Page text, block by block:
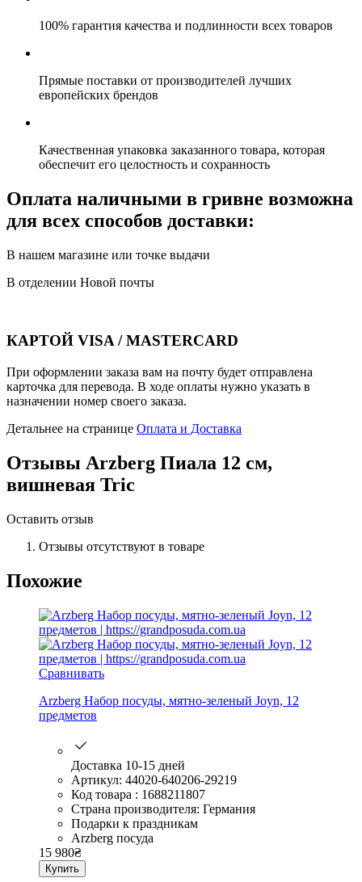
100% гарантия качества и подлинности всех товаров
Прямые поставки от производителей лучших
европейских брендов
Качественная упаковка заказанного товара, которая
обеспечит его целостность и сохранность
Оплата наличными в гривне возможна
для всех способов доставки:
В нашем магазине или точке выдачи
В отделении Новой почты
КАРТОЙ VISA / MASTERCARD
При оформлении заказа вам на почту будет отправлена
карточка для перевода. В ходе оплаты нужно указать в
назначении номер своего заказа.
Детальнее на странице Оплата и Доставка
Отзывы Arzberg Пиала 12 см,
вишневая Tric
Оставить отзыв
Отзывы отсутствуют в товаре
Похожие
Сравнивать
Arzberg Набор посуды, мятно-зеленый Joyn, 12
предметов
Доставка 10-15 дней
Артикул: 44020-640206-29219
Код товара : 1688211807
Страна производителя: Германия
Подарки к праздникам
Arzberg посуда
15 980₴
Купить